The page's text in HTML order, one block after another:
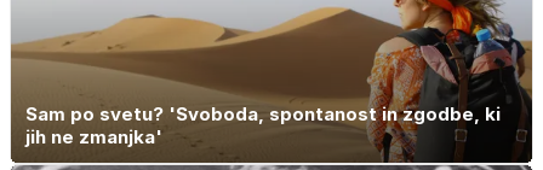
Sam po svetu? 'Svoboda, spontanost in zgodbe, ki
jih ne zmanjka'